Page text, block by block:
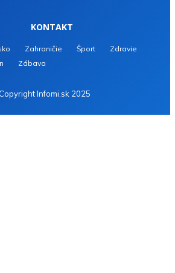
KONTAKT
Zahraničie Šport
Zdravie
Zábava
Infomi.sk 2025